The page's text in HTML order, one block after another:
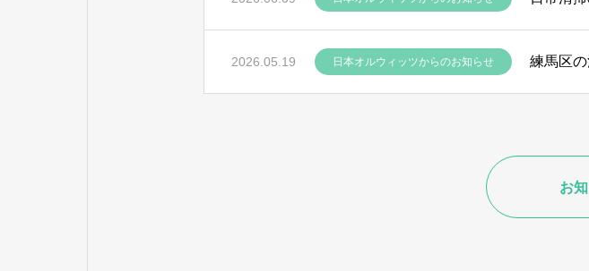
2026.05.19 日本オルウィッツからのお知らせ 練馬区
お